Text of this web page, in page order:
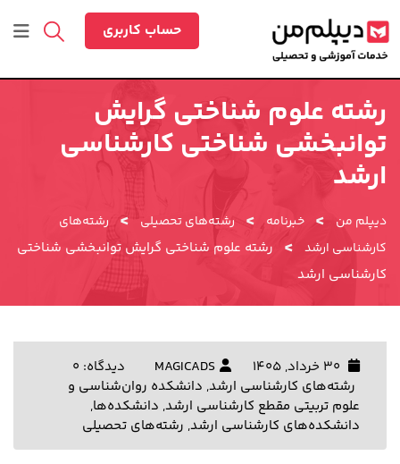
به
محتوا
حساب کاربری
رشته علوم شناختی گرایش
توانبخشی شناختی کارشناسی
ارشد
دیپلم من > خبرنامه > رشته‌های تحصیلی > رشته‌های
کارشناسی ارشد >
رشته علوم شناختی گرایش توانبخشی شناختی
کارشناسی ارشد
MAGICADS
دیدگاه: 0
رشته‌های کارشناسی ارشد, دانشکده روان‌شناسی و
علوم تربیتی مقطع کارشناسی ارشد, دانشکده‌ها,
دانشکده‌های کارشناسی ارشد, رشته‌های تحصیلی